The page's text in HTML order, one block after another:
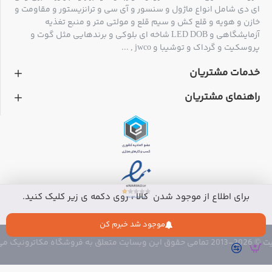
برای اطلاع از موجود شدن کالا ، روی دکمه ی زیر کلیک کنید.
موجود شد خبرم کن
N-1 (GPRS Shield automatic default that matches baud rate)
ای دی شامل انواع ماژول و سنسور و آی سی و ترانزیستور و مقاومت و
خازن و هویه و قلع کش و سیم قلع و مولتی متر و منبع تغذیه
آزمایشگاهی و LED DOB شاخه ای بلوکی و برندهایی مثل گوت و
پروسکیت و گرداک و توشیبا و jwco , ...
خدمات مشتریان
راهنمای مشتریان
به فروشگاه مکاترونیک می باشد